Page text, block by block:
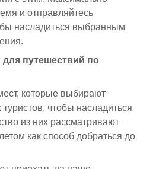
и отправляйтесь
насладиться выбранным
путешествий по
которые выбирают
чтобы насладиться
из них рассматривают
как способ добраться до